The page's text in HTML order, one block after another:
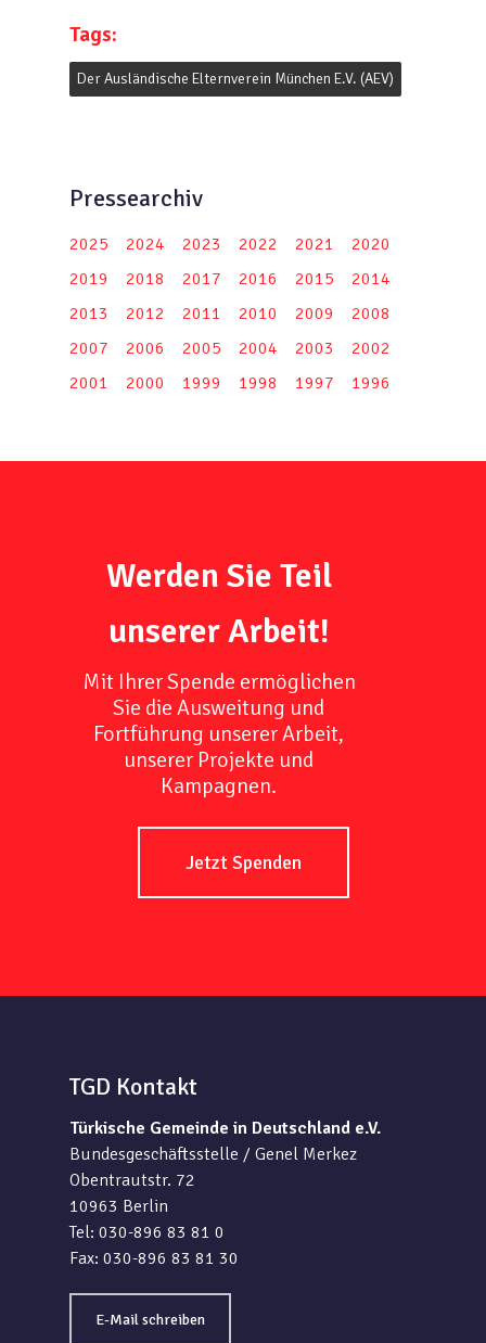
Tags:
Der Ausländische Elternverein München E.V. (AEV)
Pressearchiv
2025 2024 2023 2022 2021
2020
2019
2018 2017 2016 2015
2014
2013
2012 2011 2010 2009
2008
2007
2006 2005 2004 2003
2002
2001
2000 1999 1998 1997 1996
Werden Sie Teil
unserer Arbeit!
Mit Ihrer Spende ermöglichen
Sie die Ausweitung und
Fortführung unserer Arbeit,
unserer Projekte und
Kampagnen.
Jetzt Spenden
TGD Kontakt
Türkische Gemeinde in Deutschland e.V.
Bundesgeschäftsstelle / Genel Merkez
Obentrautstr. 72
10963 Berlin
Tel: 030-896 83 81 0
Fax: 030-896 83 81 30
E-Mail schreiben